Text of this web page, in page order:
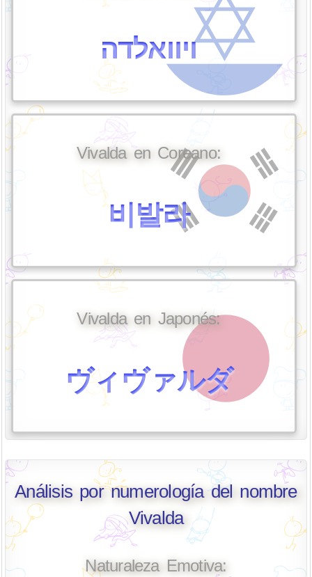
ויוואלדה
Vivalda en Coreano:
비발라
Vivalda en Japonés:
ヴィヴァルダ
Análisis por numerología del nombre
Vivalda
Naturaleza Emotiva: